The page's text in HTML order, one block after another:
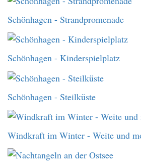
Schönhagen - Strandpromenade
Schönhagen - Kinderspielplatz
Schönhagen - Steilküste
Windkraft im Winter - Weite und